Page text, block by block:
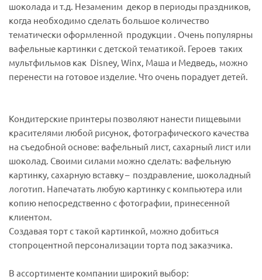
шоколада и т.д. Незаменим декор в периоды праздников,
когда необходимо сделать большое количество
тематически оформленной продукции . Очень популярны
вафельные картинки с детской тематикой. Героев таких
мультфильмов как Disney, Winx, Маша и Медведь, можно
перенести на готовое изделие. Что очень порадует детей.
Кондитерские принтеры позволяют нанести пищевыми
красителями любой рисунок, фотографического качества
на съедобной основе: вафельный лист, сахарный лист или
шоколад. Своими силами можно сделать: вафельную
картинку, сахарную вставку – поздравление, шоколадный
логотип. Напечатать любую картинку с компьютера или
копию непосредственно с фотографии, принесенной
клиентом.
Создавая торт с такой картинкой, можно добиться
стопроцентной персонализации торта под заказчика.
В ассортименте компании широкий выбор: